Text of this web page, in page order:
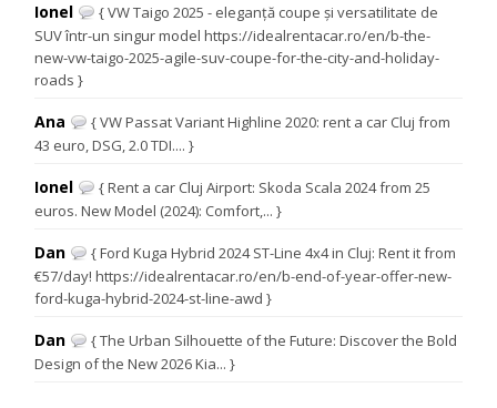
Ionel
{ VW Taigo 2025 - eleganță coupe și versatilitate de
SUV într-un singur model https://idealrentacar.ro/en/b-the-
new-vw-taigo-2025-agile-suv-coupe-for-the-city-and-holiday-
roads }
Ana
{ VW Passat Variant Highline 2020: rent a car Cluj from
43 euro, DSG, 2.0 TDI.... }
Ionel
{ Rent a car Cluj Airport: Skoda Scala 2024 from 25
euros. New Model (2024): Comfort,... }
Dan
{ Ford Kuga Hybrid 2024 ST-Line 4x4 in Cluj: Rent it from
€57/day! https://idealrentacar.ro/en/b-end-of-year-offer-new-
ford-kuga-hybrid-2024-st-line-awd }
Dan
{ The Urban Silhouette of the Future: Discover the Bold
Design of the New 2026 Kia... }